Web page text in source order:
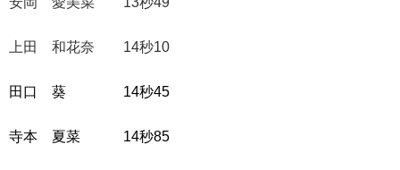
上田 和花奈 14秒10
田口 葵 14秒45
寺本 夏菜 14秒85